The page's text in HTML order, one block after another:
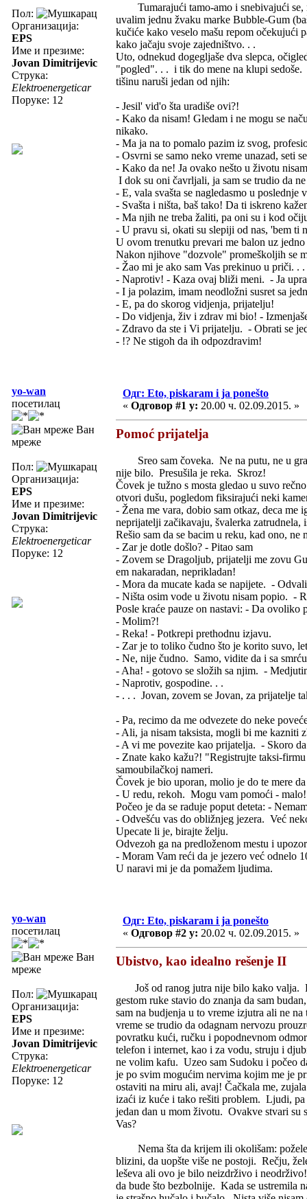
Пол:
Организација:
EPS
Име и презиме:
Jovan Dimitrijevic
Струка:
Elektroenergeticar
Поруке: 12
Tumarajući tamo-amo i snebivajući se,
uvalim jednu žvaku marke Bubble-Gum
kučiće kako veselo mašu repom očekujući
kako jačaju svoje zajedništvo. . .
Uto, odnekud dogegljaše dva slepca,
"pogled". . . i tik do mene na klupi
tišinu naruši jedan od njih:
- Jesil' vid'o šta uradiše ovi?!
- Kako da nisam! Gledam i ne mogu se
nikako.
- Ma ja na to pomalo pazim iz svog,
- Osvrni se samo neko vreme unazad, seti
- Kako da ne! Ja ovako nešto u životu
I dok su oni čavrljali, ja sam se trudio da
- E, vala svašta se nagledasmo u poslednje
- Svašta i ništa, baš tako! Da ti iskreno
- Ma njih ne treba žaliti, pa oni su i kod
- U pravu si, okati su slepiji od nas, 'bem ti
U ovom trenutku prevari me balon uz
Nakon njihove "dozvole" promeškoljih se
- Žao mi je ako sam Vas prekinuo u priči. .
- Naprotiv! - Kaza ovaj bliži meni. - Ja
- I ja polazim, imam neodložni susret sa
- E, pa do skorog vidjenja, prijatelju!
- Do vidjenja, živ i zdrav mi bio! -
- Zdravo da ste i Vi prijatelju. - Obrati se
- !? Ne stigoh da ih odpozdravim!
yo-wan
посетилац
Ван
мреже
Пол:
Организација:
EPS
Име и презиме:
Jovan Dimitrijevic
Струка:
Elektroenergeticar
Поруке: 12
Одг: Eto, piskaram i ja ponešto
« Одговор #1 у: 20.00 ч. 02.09.2015. »
Pomoć prijatelja
Sreo sam čoveka. Ne na putu, ne u
nije bilo. Presušila je reka. Skroz!
Čovek je tužno s mosta gledao u suvo
otvori dušu, pogledom fiksirajući neki
- Žena me vara, dobio sam otkaz, deca
neprijatelji začikavaju, švalerka
Rešio sam da se bacim u reku, kad ono, ne
- Zar je dotle došlo? - Pitao sam
- Zovem se Dragoljub, prijatelji me zovu
em nakaradan, neprikladan!
- Mora da mucate kada se napijete. -
- Ništa osim vode u životu nisam popio. -
Posle kraće pauze on nastavi: - Da ovoliko
- Molim?!
- Reka! - Potkrepi prethodnu izjavu.
- Zar je to toliko čudno što je korito suvo,
- Ne, nije čudno. Samo, vidite da i sa
- Aha! - gotovo se složih sa njim. -
- Naprotiv, gospodine. . .
- . . . Jovan, zovem se Jovan, za prijatelje
- Pa, recimo da me odvezete do neke
- Ali, ja nisam taksista, mogli bi me kazniti
- A vi me povezite kao prijatelja. - Skoro
- Znate kako kažu?! "Registrujte taksi-
samoubilačkoj nameri.
Čovek je bio uporan, molio je do te mere
- U redu, rekoh. Mogu vam pomoći - malo!
Počeo je da se raduje poput deteta: -
- Odvešću vas do obližnjeg jezera. Već
Upecate li je, birajte želju.
Odvezoh ga na predloženom mestu i
- Moram Vam reći da je jezero već odnelo
U naravi mi je da pomažem ljudima.
yo-wan
посетилац
Ван
мреже
Пол:
Организација:
EPS
Име и презиме:
Jovan Dimitrijevic
Струка:
Elektroenergeticar
Поруке: 12
Одг: Eto, piskaram i ja ponešto
« Одговор #2 у: 20.02 ч. 02.09.2015. »
Ubistvo, kao idealno rešenje II
Još od ranog jutra nije bilo kako valja.
gestom ruke stavio do znanja da sam
sam na budjenja u to vreme izjutra ali ne
vreme se trudio da odagnam nervozu
povratku kući, ručku i popodnevnom
telefon i internet, kao i za vodu, struju i
ne volim kafu. Uzeo sam Sudoku i počeo
je po svim mogućim nervima kojim me je
ostaviti na miru ali, avaj! Čačkala me,
izaći iz kuće i tako rešiti problem. Ljudi,
jedan dan u mom životu. Ovakve stvari su
Vas?
Nema šta da krijem ili okolišam:
blizini, da uopšte više ne postoji. Rečju,
leševa ali ovo je bilo neizdrživo i
da bude što bezbolnije. Kada se ustremila